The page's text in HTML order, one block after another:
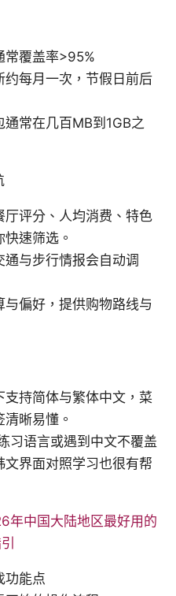
常覆盖率>95%
每月一次，节假日前后
常在几百MB到1GB之
评分、人均消费、特色
速筛选。
与步行情报会自动调
偏好，提供购物路线与
持简体与繁体中文，菜
晰易懂。
习语言或遇到中文不覆盖
界面对照学习也很有帮
年中国大陆地区最好用的
功能点